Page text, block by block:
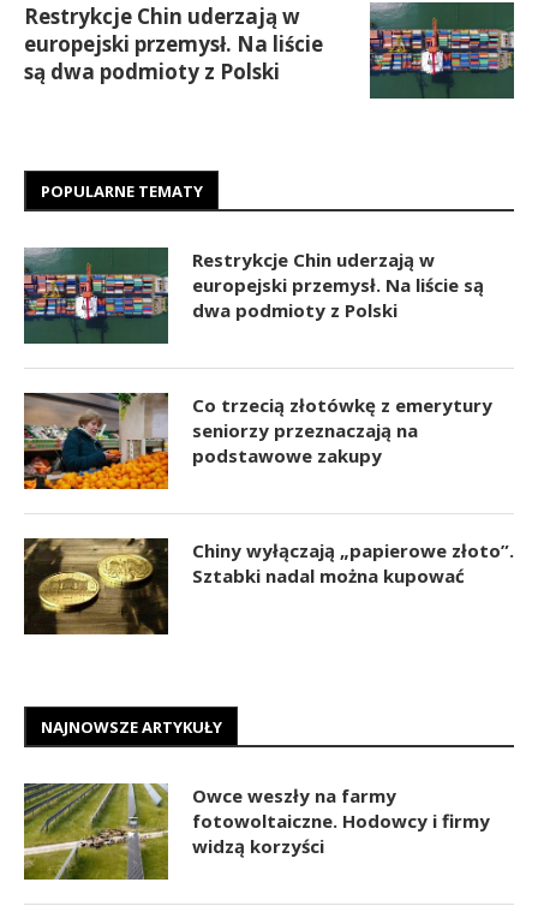
Restrykcje Chin uderzają w
europejski przemysł. Na liście
są dwa podmioty z Polski
POPULARNE TEMATY
Restrykcje Chin uderzają w
europejski przemysł. Na liście są
dwa podmioty z Polski
Co trzecią złotówkę z emerytury
seniorzy przeznaczają na
podstawowe zakupy
Chiny wyłączają „papierowe złoto”.
Sztabki nadal można kupować
NAJNOWSZE ARTYKUŁY
Owce weszły na farmy
fotowoltaiczne. Hodowcy i firmy
widzą korzyści